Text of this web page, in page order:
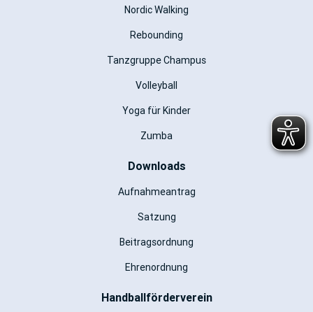
Nordic Walking
Rebounding
Tanzgruppe Champus
Volleyball
Yoga für Kinder
Zumba
Downloads
Aufnahmeantrag
Satzung
Beitragsordnung
Ehrenordnung
Handballförderverein